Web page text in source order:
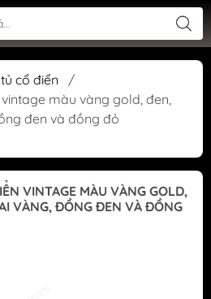
cổ điển
/
màu vàng gold, đen,
đen và đồng đỏ
VINTAGE MÀU VÀNG GOLD,
VÀNG, ĐỒNG ĐEN VÀ ĐỒNG